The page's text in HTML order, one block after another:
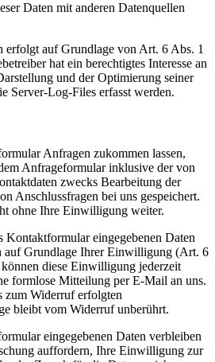
Daten mit anderen Datenquellen
erfolgt auf Grundlage von Art. 6 Abs. 1
hat ein berechtigtes Interesse an
und der Optimierung seiner
Server-Log-Files erfasst werden.
Anfragen zukommen lassen,
Anfrageformular inklusive der von
zwecks Bearbeitung der
Anschlussfragen bei uns gespeichert.
ohne Ihre Einwilligung weiter.
Kontaktformular eingegebenen Daten
auf Grundlage Ihrer Einwilligung (Art. 6
diese Einwilligung jederzeit
formlose Mitteilung per E-Mail an uns.
zum Widerruf erfolgten
bleibt vom Widerruf unberührt.
eingegebenen Daten verbleiben
auffordern, Ihre Einwilligung zur